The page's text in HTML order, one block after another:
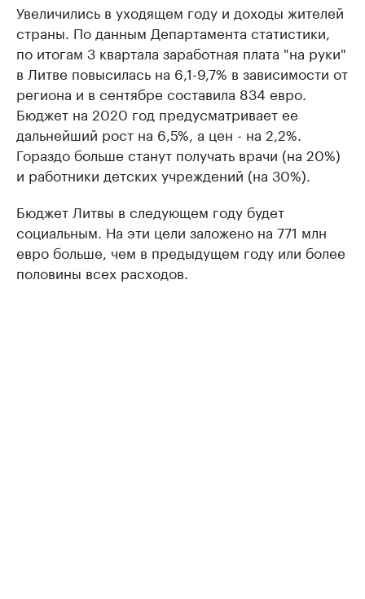
Увеличились в уходящем году и доходы жителей
страны. По данным Департамента статистики,
по итогам 3 квартала заработная плата "на руки"
в Литве повысилась на 6,1-9,7% в зависимости от
региона и в сентябре составила 834 евро.
Бюджет на 2020 год предусматривает ее
дальнейший рост на 6,5%, а цен - на 2,2%.
Гораздо больше станут получать врачи (на 20%)
и работники детских учреждений (на 30%).
Бюджет Литвы в следующем году будет
социальным. На эти цели заложено на 771 млн
евро больше, чем в предыдущем году или более
половины всех расходов.